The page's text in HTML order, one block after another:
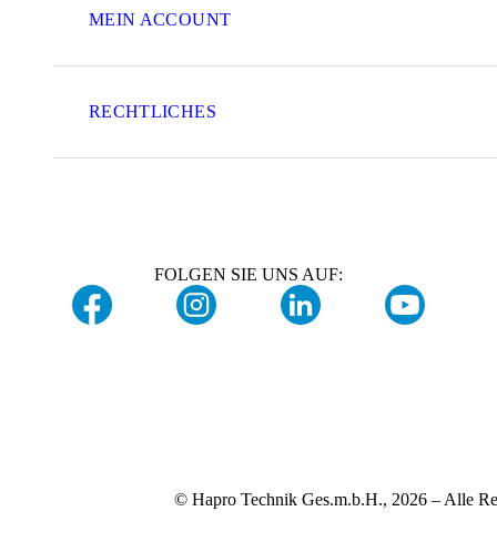
MEIN ACCOUNT
RECHTLICHES
FOLGEN SIE UNS AUF:
© Hapro Technik Ges.m.b.H., 2026 – Alle